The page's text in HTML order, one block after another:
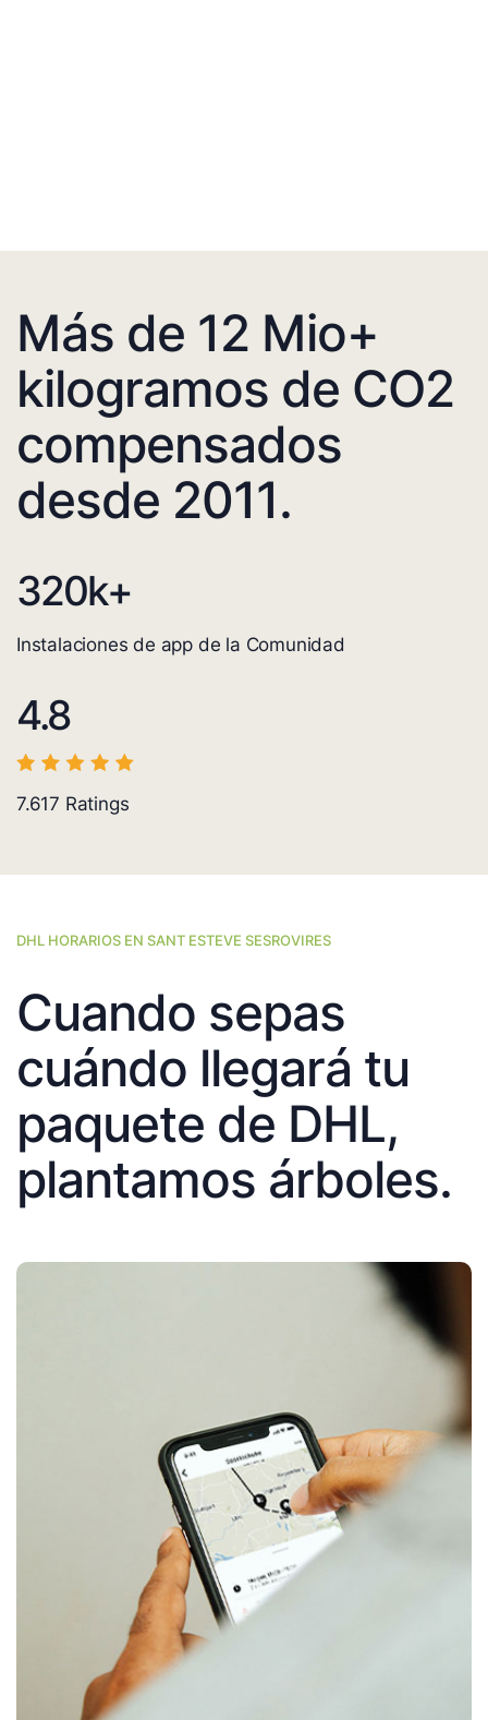
Más de 12 Mio+
kilogramos de CO2
compensados
desde 2011.
320k+
Instalaciones de app de la Comunidad
4.8
7.617 Ratings
DHL HORARIOS EN SANT ESTEVE SESROVIRES
Cuando sepas
cuándo llegará tu
paquete de DHL,
plantamos árboles.